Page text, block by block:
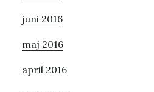
juni 2016
maj 2016
april 2016